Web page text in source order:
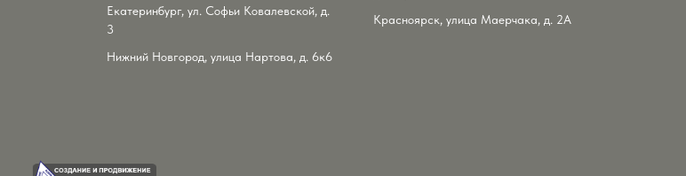
Екатеринбург, ул. Софьи Ковалевской, д.
3
Нижний Новгород, улица Нартова, д. 6к6
Красноярск, улица Маерчака, д. 2А